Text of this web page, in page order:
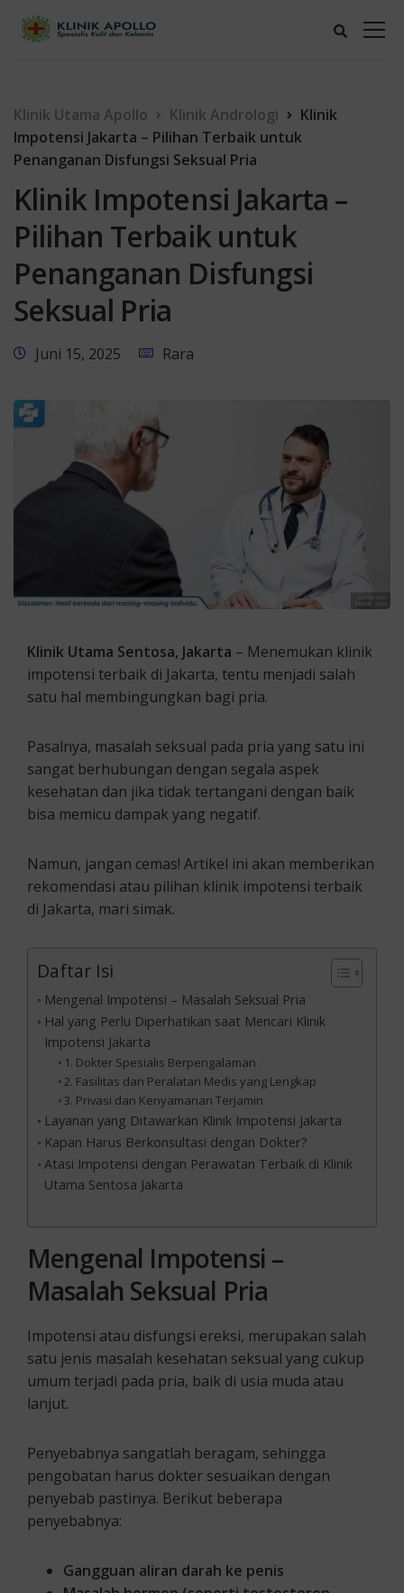
Klinik Utama Apollo Klinik Andrologi
Klinik
Impotensi Jakarta – Pilihan Terbaik untuk
Penanganan Disfungsi Seksual Pria
Klinik Impotensi Jakarta –
Pilihan Terbaik untuk
Penanganan Disfungsi
Seksual Pria
Juni 15, 2025 Rara
Klinik Utama Sentosa, Jakarta – Menemukan klinik
impotensi terbaik di Jakarta, tentu menjadi salah
satu hal membingungkan bagi pria.
Pasalnya, masalah seksual pada pria yang satu ini
sangat berhubungan dengan segala aspek
kesehatan dan jika tidak tertangani dengan baik
bisa memicu dampak yang negatif.
Namun, jangan cemas! Artikel ini akan memberikan
rekomendasi atau pilihan klinik impotensi terbaik
di Jakarta, mari simak.
Daftar Isi
Mengenal Impotensi – Masalah Seksual Pria
Hal yang Perlu Diperhatikan saat Mencari Klinik
Impotensi Jakarta
1. Dokter Spesialis Berpengalaman
2. Fasilitas dan Peralatan Medis yang Lengkap
3. Privasi dan Kenyamanan Terjamin
Layanan yang Ditawarkan Klinik Impotensi Jakarta
Kapan Harus Berkonsultasi dengan Dokter?
Atasi Impotensi dengan Perawatan Terbaik di Klinik
Utama Sentosa Jakarta
Mengenal Impotensi –
Masalah Seksual Pria
Impotensi atau disfungsi ereksi, merupakan salah
satu jenis masalah kesehatan seksual yang cukup
umum terjadi pada pria, baik di usia muda atau
lanjut.
Penyebabnya sangatlah beragam, sehingga
pengobatan harus dokter sesuaikan dengan
penyebab pastinya. Berikut beberapa
penyebabnya:
Gangguan aliran darah ke penis